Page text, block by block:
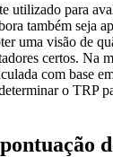
utilizado para
também seja
uma visão de
certos. Na
com base
o TRP